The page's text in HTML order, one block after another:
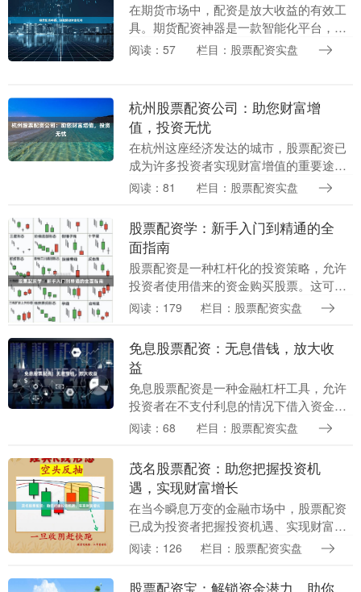
在期货市场中，配资是放大收益的有效工
具。期货配资神器是一款智能化平台，为
投资者提供便捷、高效的配资服务，助力
阅读：57 栏目：股票配资实盘
杭州股票配资公司：助您财富增
值，投资无忧
在杭州这座经济发达的城市，股票配资已
成为许多投资者实现财富增值的重要途
径。杭州股票配资公司凭借其专业的服务
配资服务，助其在股....
阅读：81 栏目：股票配资实盘
股票配资学：新手入门到精通的全
面指南
股票配资是一种杠杆化的投资策略，允许
投资者使用借来的资金购买股票。这可以
放大潜在收益，但也增加了风险。 **入门
良....
阅读：179 栏目：股票配资实盘
免息股票配资：无息借钱，放大收
益
免息股票配资是一种金融杠杆工具，允许
投资者在不支付利息的情况下借入资金进
行股票投资。这为投资者提供了放大收益
** 配资公....
阅读：68 栏目：股票配资实盘
茂名股票配资：助您把握投资机
遇，实现财富增长
在当今瞬息万变的金融市场中，股票配资
已成为投资者把握投资机遇、实现财富增
长的有效工具。茂名股票配资，作为国内
全的配资服务。 ....
阅读：126 栏目：股票配资实盘
股票配资宝：解锁资金潜力，助你